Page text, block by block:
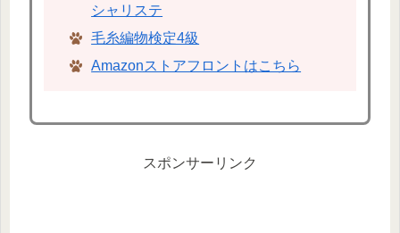
シャリステ
毛糸編物検定4級
Amazonストアフロントはこちら
スポンサーリンク